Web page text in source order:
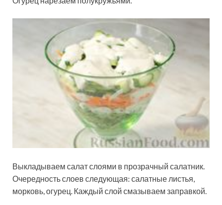
Выкладываем салат слоями в прозрачный салатник.
Очередность слоев следующая: салатные листья,
морковь, огурец. Каждый слой смазываем заправкой.